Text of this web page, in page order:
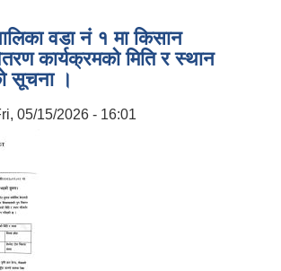
वडा नं १ मा किसान
कार्यक्रमको मिति र स्थान
सूचना ।
05/15/2026 - 16:01